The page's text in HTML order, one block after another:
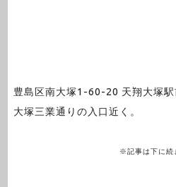
豊島区南大塚1-60-20 天翔大塚駅
大塚三業通りの入口近く。
※記事は下に続